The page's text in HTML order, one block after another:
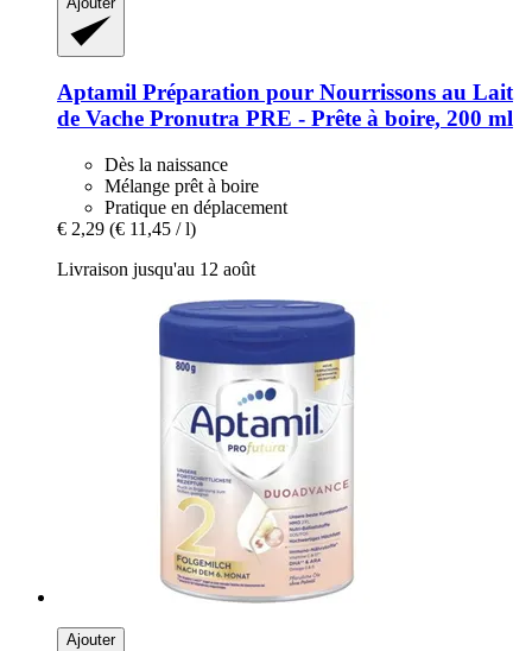
Aptamil Préparation pour Nourrissons au Lait
de Vache Pronutra PRE -​ Prête à boire, 200 ml
Dès la naissance
Mélange prêt à boire
Pratique en déplacement
€ 2,29 (€ 11,45 / l)
Livraison jusqu'au 12 août
Ajouter